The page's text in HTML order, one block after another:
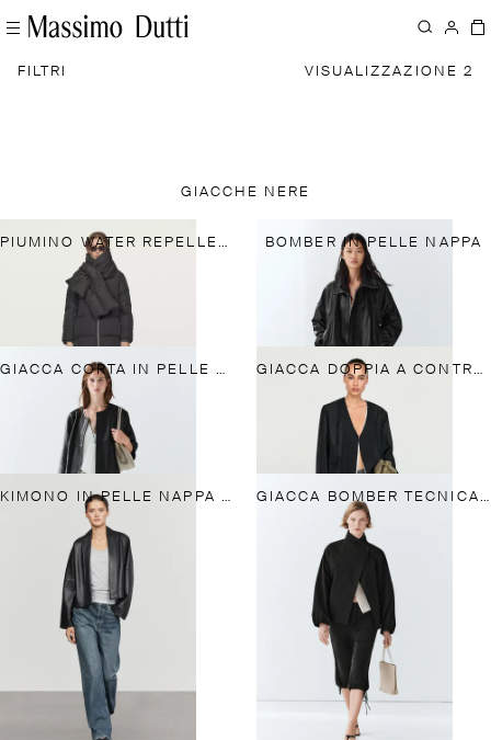
FILTRI VISUALIZZAZIONE 2
GIACCHE NERE
PIUMINO WATER REPELLENT BOMBER IN PELLE NAPPA
GIACCA CORTA IN PELLE NAPPA GIACCA DOPPIA A CONTRASTO TOTAL LOOK
KIMONO IN PELLE NAPPA CON REVERS GIACCA BOMBER TECNICA CON BOTTONI LATERALI